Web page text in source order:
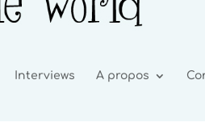
Interviews A propos